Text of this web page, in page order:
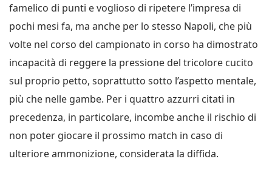
famelico di punti e voglioso di ripetere l’impresa di
pochi mesi fa, ma anche per lo stesso Napoli, che più
volte nel corso del campionato in corso ha dimostrato
incapacità di reggere la pressione del tricolore cucito
sul proprio petto, soprattutto sotto l’aspetto mentale,
più che nelle gambe. Per i quattro azzurri citati in
precedenza, in particolare, incombe anche il rischio di
non poter giocare il prossimo match in caso di
ulteriore ammonizione, considerata la diffida.